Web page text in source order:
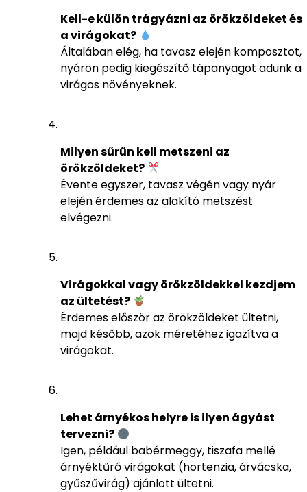
Kell-e külön trágyázni az örökzöldeket és
a virágokat?
Általában elég, ha tavasz elején komposztot,
nyáron pedig kiegészítő tápanyagot adunk a
virágos növényeknek.
Milyen sűrűn kell metszeni az
örökzöldeket?
Évente egyszer, tavasz végén vagy nyár
elején érdemes az alakító metszést
elvégezni.
Virágokkal vagy örökzöldekkel kezdjem
az ültetést?
Érdemes először az örökzöldeket ültetni,
majd később, azok méretéhez igazítva a
virágokat.
Lehet árnyékos helyre is ilyen ágyást
tervezni?
Igen, például babérmeggy, tiszafa mellé
árnyéktűrő virágokat (hortenzia, árvácska,
gyűszűvirág) ajánlott ültetni.